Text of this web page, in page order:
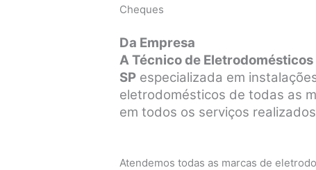
Cheques
Da Empresa
A Técnico de
SP especializada em
eletrodomésticos de todas as
em todos os serviços
Atendemos todas as marcas de